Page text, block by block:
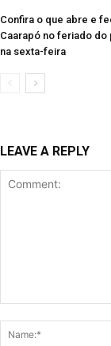
Confira o que abre e
Caarapó no feriado do
na sexta-feira
LEAVE A REPLY